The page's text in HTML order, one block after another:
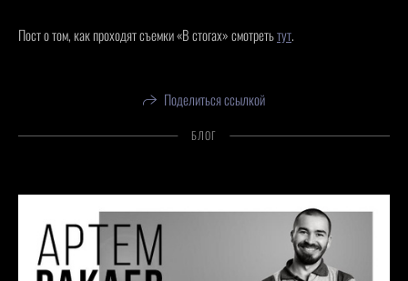
Пост о том, как проходят съемки «В стогах» смотретьтут.
Поделиться ссылкой
БЛОГ